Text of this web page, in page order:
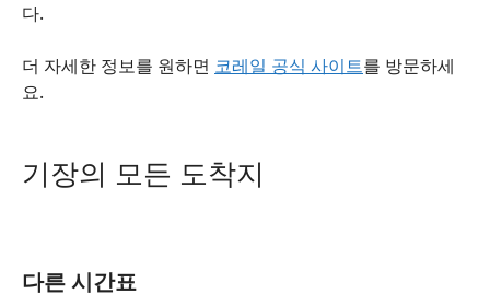
다.
더 자세한 정보를 원하면 코레일 공식 사이트를 방문하세
요.
기장의 모든 도착지
다른 시간표